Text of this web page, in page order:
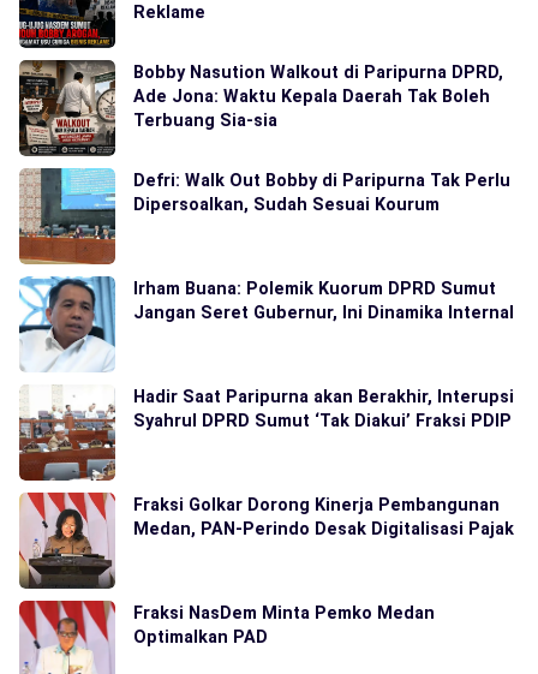
Reklame
Bobby Nasution Walkout di Paripurna DPRD,
Ade Jona: Waktu Kepala Daerah Tak Boleh
Terbuang Sia-sia
Defri: Walk Out Bobby di Paripurna Tak Perlu
Dipersoalkan, Sudah Sesuai Kourum
Irham Buana: Polemik Kuorum DPRD Sumut
Jangan Seret Gubernur, Ini Dinamika Internal
Hadir Saat Paripurna akan Berakhir, Interupsi
Syahrul DPRD Sumut ‘Tak Diakui’ Fraksi PDIP
Fraksi Golkar Dorong Kinerja Pembangunan
Medan, PAN-Perindo Desak Digitalisasi Pajak
Fraksi NasDem Minta Pemko Medan
Optimalkan PAD